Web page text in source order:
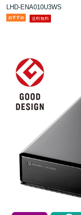
LHD-ENA010U3WS
送料無料